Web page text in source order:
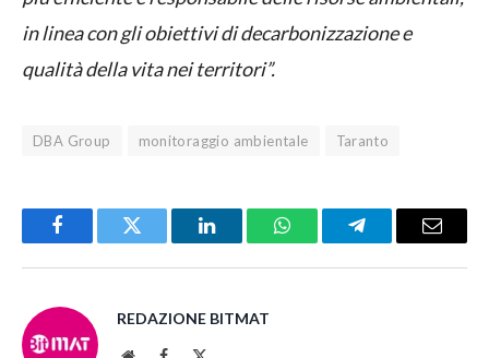
in linea con gli obiettivi di decarbonizzazione e
qualità della vita nei territori”.
DBA Group monitoraggio ambientale Taranto
FacebookTwitter LinkedInWhatsAppTelegramEmail
REDAZIONE BITMAT
WebsiteFacebook